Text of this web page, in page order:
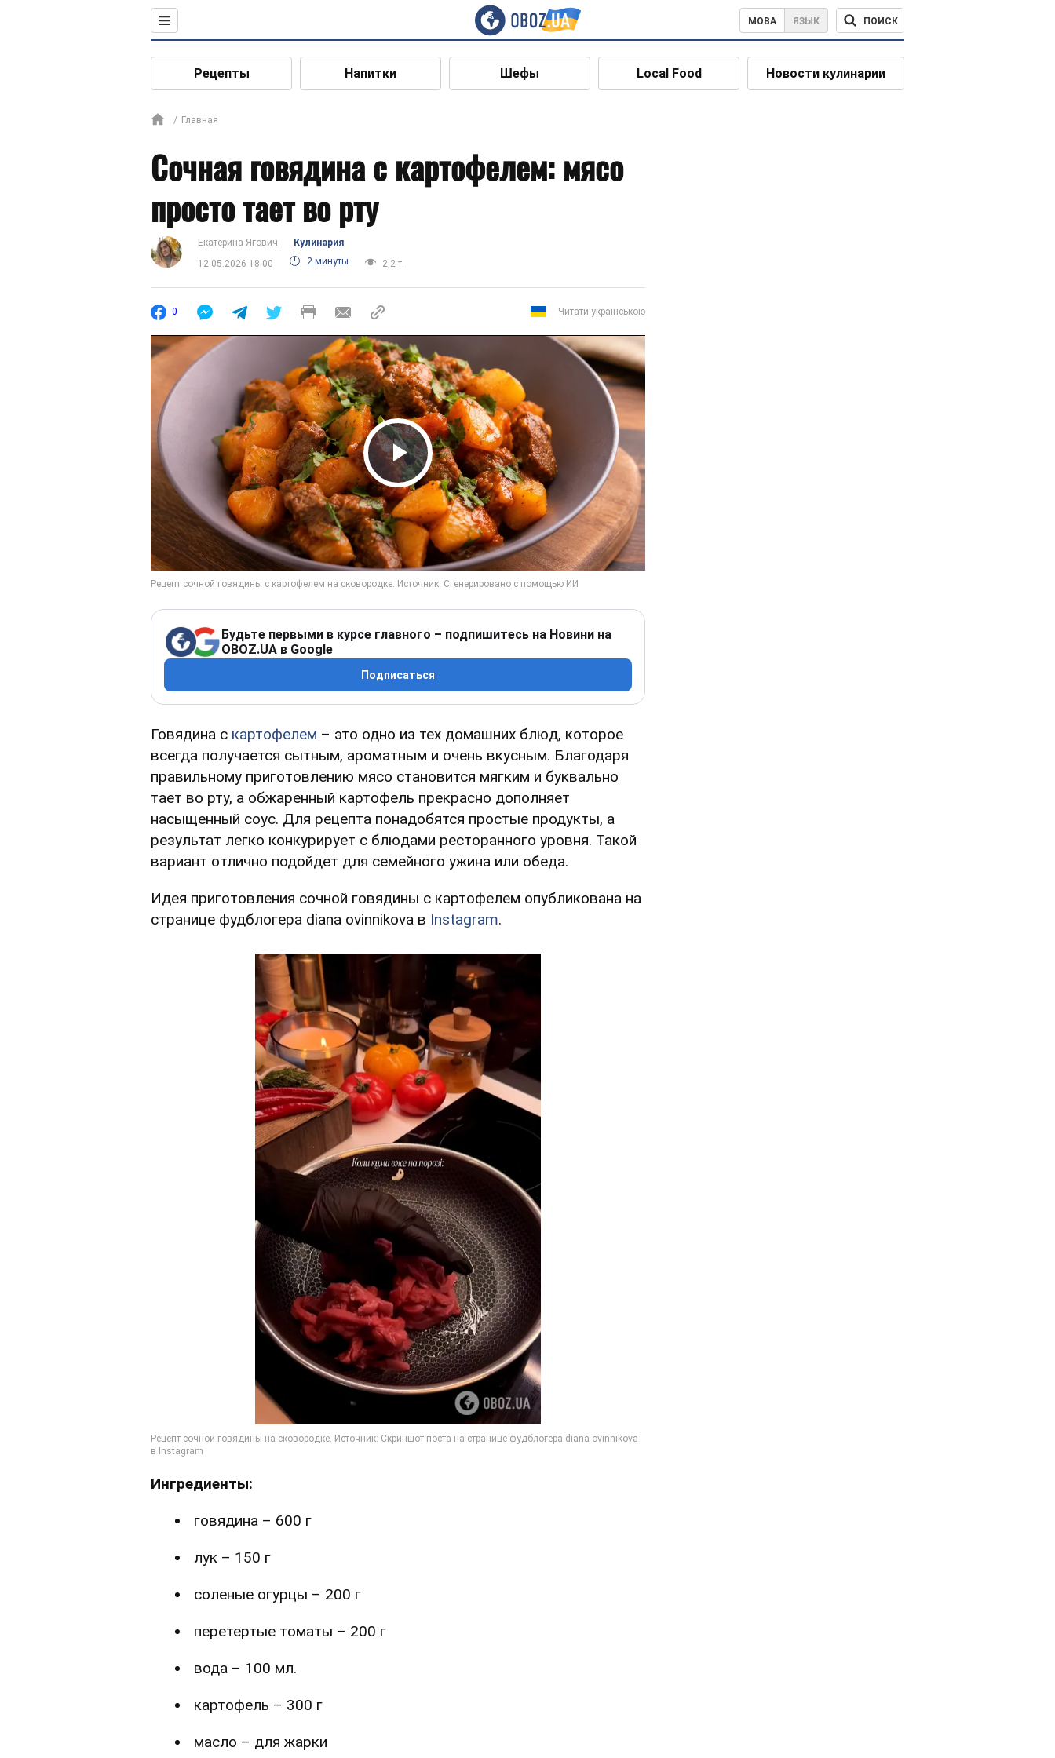
МОВА ЯЗЫК ПОИСК
Рецепты Напитки Шефы Local Food Новости кулинарии
Главная
Сочная говядина с картофелем: мясо
просто тает во рту
Екатерина Ягович
Кулинария
12.05.2026 18:00
2 минуты 2,2 т.
0 Читати українською
Play Video
Будьте первыми в курсе главного – подпишитесь на Новини на
OBOZ.UA в Google
Подписаться
Говядина с картофелем – это одно из тех домашних блюд, которое
всегда получается сытным, ароматным и очень вкусным. Благодаря
правильному приготовлению мясо становится мягким и буквально
тает во рту, а обжаренный картофель прекрасно дополняет
насыщенный соус. Для рецепта понадобятся простые продукты, а
результат легко конкурирует с блюдами ресторанного уровня. Такой
вариант отлично подойдет для семейного ужина или обеда.
Идея приготовления сочной говядины с картофелем опубликована на
странице фудблогера diana ovinnikova в Instagram.
Ингредиенты:
говядина – 600 г
лук – 150 г
соленые огурцы – 200 г
перетертые томаты – 200 г
вода – 100 мл.
картофель – 300 г
масло – для жарки